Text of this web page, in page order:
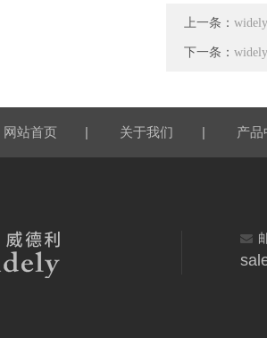
上一条：
下一条：
网站首页 | 关于我们 | 产品